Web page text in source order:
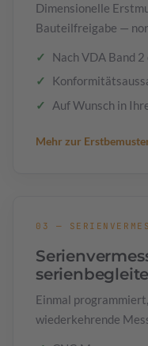
Dimensionelle
Bauteilfreigabe —
Nach VDA Band
Auf Wunsch in
Mehr zur
03 —
Einmal
wiederkehrende